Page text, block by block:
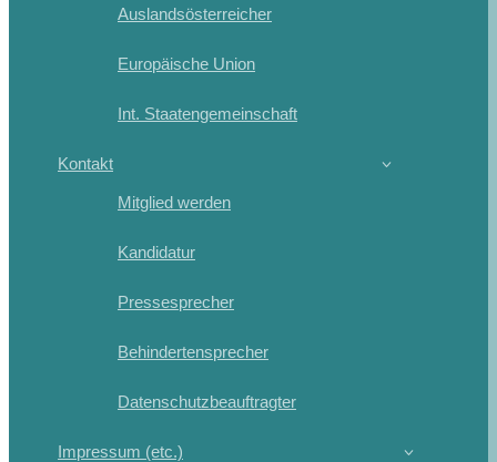
Auslandsösterreicher
Europäische Union
Int. Staatengemeinschaft
Kontakt
Mitglied werden
Kandidatur
Pressesprecher
Behindertensprecher
Datenschutzbeauftragter
Impressum (etc.)